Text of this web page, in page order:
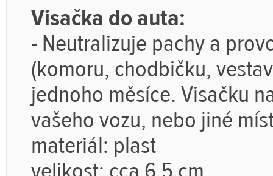
Visačka do auta:
- Neutralizuje pachy a
(komoru, chodbičku,
jednoho měsíce. Visačku
vašeho vozu, nebo jiné
materiál: plast